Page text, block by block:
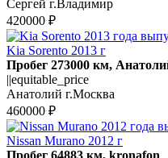
Сергей г.Владимир
420000 ₽
Kia Sorento 2013 г
Пробег 273000 км,
||equitable_price
Анатолий г.Москва
460000 ₽
Nissan Murano 2012 г
Пробег 64883 км, kronafon